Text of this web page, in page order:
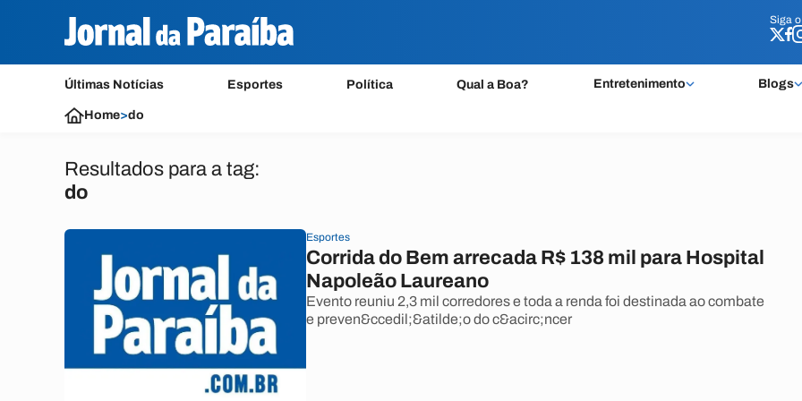
Siga o
Últimas Notícias Esportes Política Qual a Boa? Entretenimento Blogs
Siga o
Home>do
Resultados para a tag:
do
Esportes
Corrida do Bem arrecada R$ 138 mil para Hospital
Napoleão Laureano
Evento reuniu 2,3 mil corredores e toda a renda foi destinada ao combate
e preven&ccedil;&atilde;o do c&acirc;ncer